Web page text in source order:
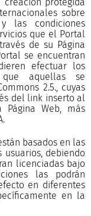
sobre
las condiciones
que el Portal
de su Página
se encuentran
efectuar los
que aquellas se
2.5., cuyas
del link inserto al
Web, más
basados en las
debiendo
licenciadas bajo
las podrán
en diferentes
en la